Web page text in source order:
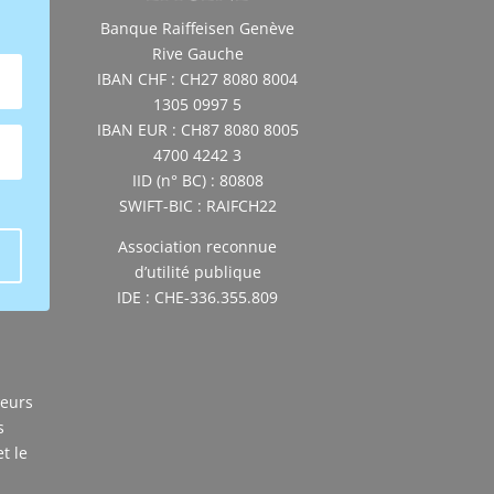
Banque Raiffeisen Genève
Rive Gauche
IBAN CHF : CH27 8080 8004
1305 0997 5
IBAN EUR : CH87 8080 8005
4700 4242 3
IID (n° BC) : 80808
SWIFT-BIC : RAIFCH22
Association reconnue
d’utilité publique
IDE : CHE-336.355.809
le